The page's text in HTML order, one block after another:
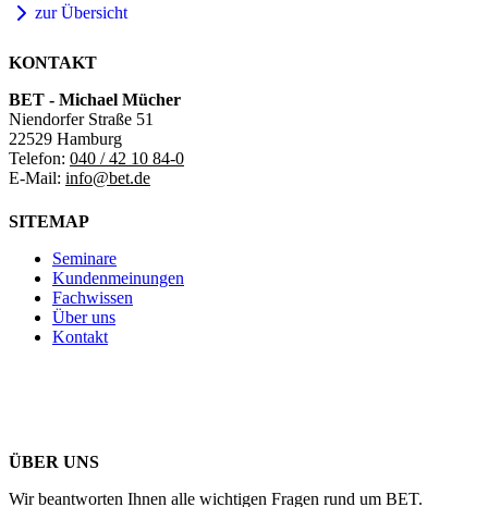
zur Übersicht
KONTAKT
BET - Michael Mücher
Niendorfer Straße 51
22529 Hamburg
Telefon: 040 / 42 10 84-0
E-Mail: info@bet.de
SITEMAP
Seminare
Kundenmeinungen
Fachwissen
Über uns
Kontakt
ÜBER UNS
Wir beantworten Ihnen alle wichtigen Fragen rund um BET.